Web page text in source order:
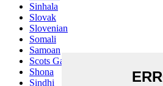
Sinhala
Slovak
Slovenian
Somali
Samoan
Scots Gaelic
Shona
Sindhi